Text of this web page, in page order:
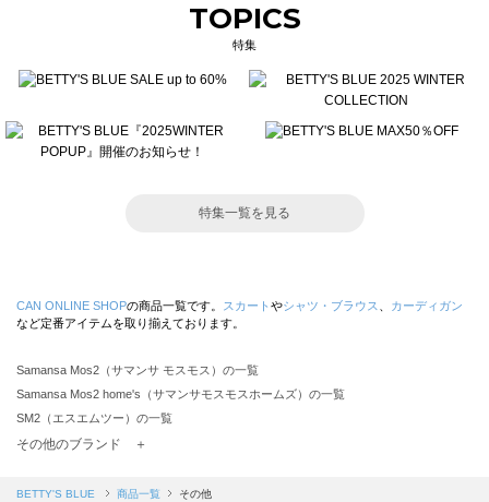
TOPICS
特集
特集一覧を見る
CAN ONLINE SHOPの商品一覧です。 スカート やシャツ・ブラウス
カーディガン
など定番アイテムを取り揃えております。
Samansa Mos2（サマンサ モスモス）の一覧
Samansa Mos2 home's（サマンサモスモスホームズ）の一覧
SM2（エスエムツー）の一覧
TSUHARU by Samansa Mos2（ツハルバイサマンサモスモス）の一覧
Samansa Mos2 blue（サマンサモスモス ブルー）の一覧
その他のブランド ＋
BETTY'S BLUE 商品一覧 その他